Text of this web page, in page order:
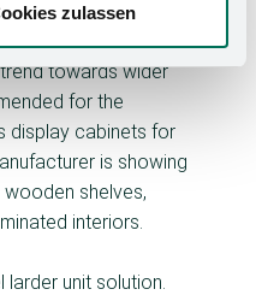
zulassen
both fittings in 750
towards wider
for the
display cabinets for
is showing
shelves,
interiors.
larder unit solution.